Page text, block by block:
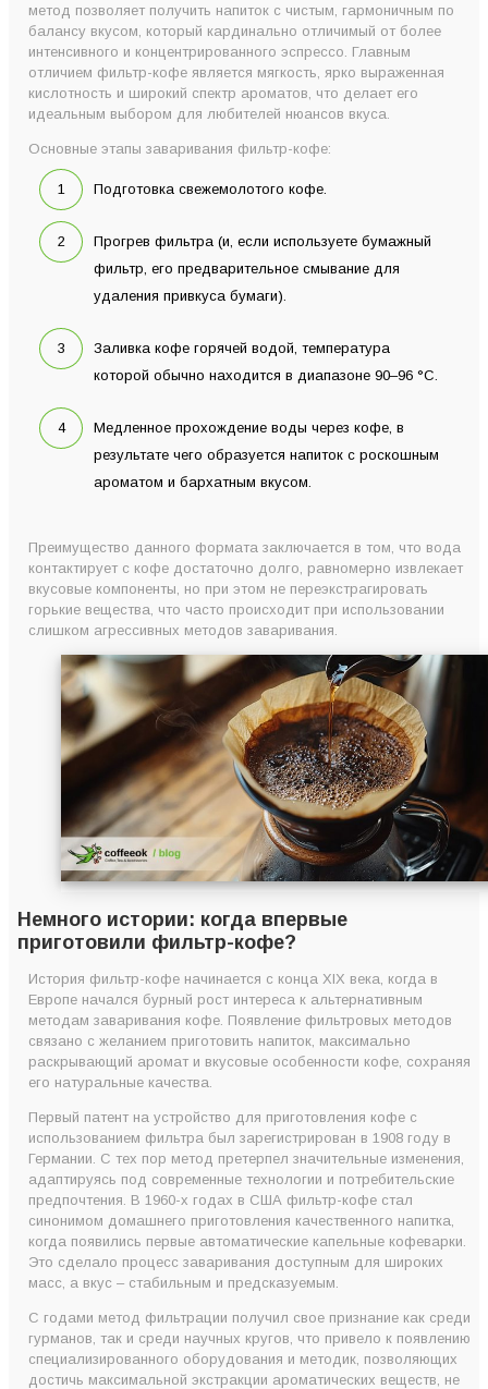
Лайф-хаки для приготовления фильтр-кофе дома
ТОП-10 малоизвестных фактов про фильтр-кофе
Подведем итоги: 5 причин выбрать фильтр-кофе
метод позволяет получить напиток с чистым, гармоничным по
балансу вкусом, который кардинально отличимый от более
интенсивного и концентрированного эспрессо. Главным
отличием фильтр-кофе является мягкость, ярко выраженная
кислотность и широкий спектр ароматов, что делает его
идеальным выбором для любителей нюансов вкуса.
Основные этапы заваривания фильтр-кофе:
Подготовка свежемолотого кофе.
Прогрев фильтра (и, если используете бумажный
фильтр, его предварительное смывание для
удаления привкуса бумаги).
Заливка кофе горячей водой, температура
которой обычно находится в диапазоне 90–96 °C.
Медленное прохождение воды через кофе, в
результате чего образуется напиток с роскошным
ароматом и бархатным вкусом.
Преимущество данного формата заключается в том, что вода
контактирует с кофе достаточно долго, равномерно извлекает
вкусовые компоненты, но при этом не переэкстрагировать
горькие вещества, что часто происходит при использовании
слишком агрессивных методов заваривания.
Немного истории: когда впервые
приготовили фильтр-кофе?
История фильтр-кофе начинается с конца XIX века, когда в
Европе начался бурный рост интереса к альтернативным
методам заваривания кофе. Появление фильтровых методов
связано с желанием приготовить напиток, максимально
раскрывающий аромат и вкусовые особенности кофе, сохраняя
его натуральные качества.
Первый патент на устройство для приготовления кофе с
использованием фильтра был зарегистрирован в 1908 году в
Германии. С тех пор метод претерпел значительные изменения,
адаптируясь под современные технологии и потребительские
предпочтения. В 1960-х годах в США фильтр-кофе стал
синонимом домашнего приготовления качественного напитка,
когда появились первые автоматические капельные кофеварки.
Это сделало процесс заваривания доступным для широких
масс, а вкус – стабильным и предсказуемым.
С годами метод фильтрации получил свое признание как среди
гурманов, так и среди научных кругов, что привело к появлению
специализированного оборудования и методик, позволяющих
достичь максимальной экстракции ароматических веществ, не